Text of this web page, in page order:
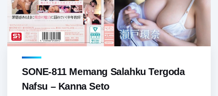
SONE-811 Memang Salahku Tergoda
Nafsu – Kanna Seto